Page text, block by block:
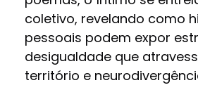
coletivo, revelando como
pessoais podem expor
desigualdade que
território e